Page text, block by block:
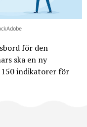
för den
ska en ny
indikatorer för